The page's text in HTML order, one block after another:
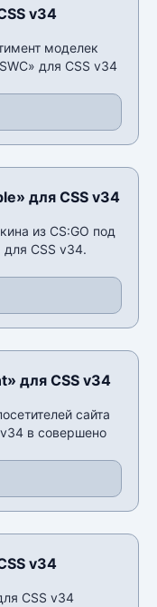
v34
моделек
для CSS v34
для CSS v34
из CS:GO под
для CSS v34.
для CSS v34
сайта
в совершено
v34
CSS v34